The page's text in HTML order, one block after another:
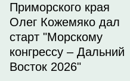
Приморского края
Олег Кожемяко дал
старт "Морскому
конгрессу – Дальний
Восток 2026"